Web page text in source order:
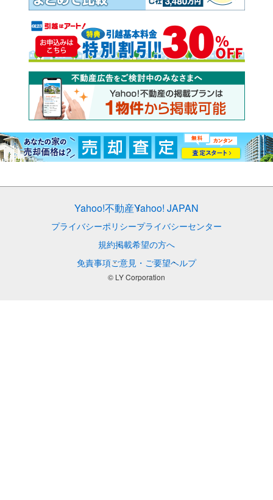
Yahoo!不動産Yahoo! JAPAN
プライバシーポリシープライバシーセンター
規約掲載希望の方へ
免責事項ご意見・ご要望ヘルプ
© LY Corporation